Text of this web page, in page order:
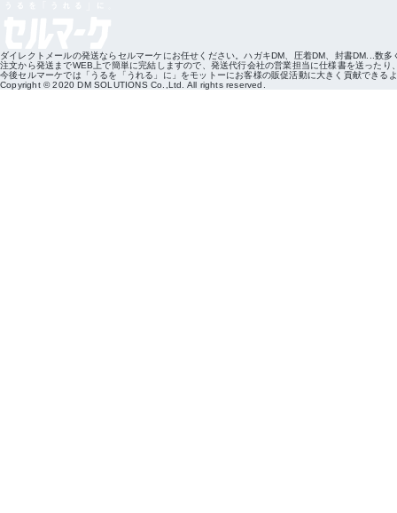
ダイレクトメールの発送ならセルマーケにお任せください。ハガキDM、圧着DM、封書DM...数
注文から発送までWEB上で簡単に完結しますので、発送代行会社の営業担当に仕様書を送った
今後セルマーケでは「うるを「うれる」に」をモットーにお客様の販促活動に大きく貢献できる
Copyright © 2020 DM SOLUTIONS Co.,Ltd. All rights reserved.